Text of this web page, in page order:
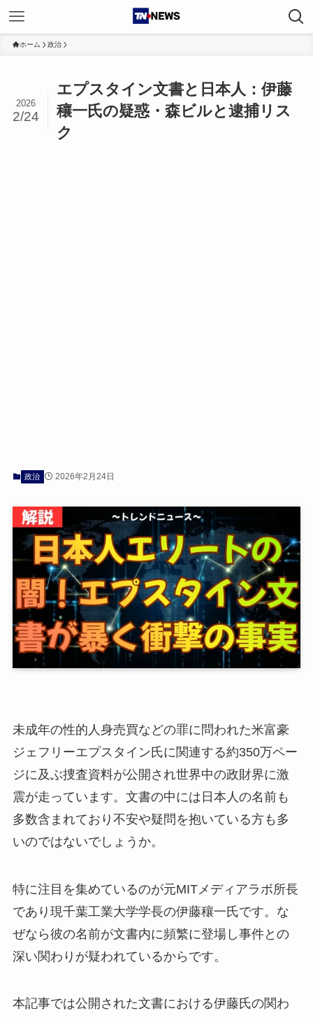
ホーム 政治
エプスタイン文書と日本人：伊藤
穰一氏の疑惑・森ビルと逮捕リス
ク
2026
2/24
政治 2026年2月24日
未成年の性的人身売買などの罪に問われた米富豪
ジェフリーエプスタイン氏に関連する約350万ペー
ジに及ぶ捜査資料が公開され世界中の政財界に激
震が走っています。文書の中には日本人の名前も
多数含まれており不安や疑問を抱いている方も多
いのではないでしょうか。
特に注目を集めているのが元MITメディアラボ所長
であり現千葉工業大学学長の伊藤穰一氏です。な
ぜなら彼の名前が文書内に頻繁に登場し事件との
深い関わりが疑われているからです。
本記事では公開された文書における伊藤氏の関わ